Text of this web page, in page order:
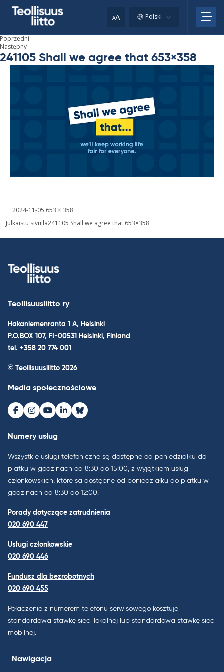
AA Polski
Poprzedni
Następny
241105 Shall we agree that 653×358
Kirjoitettu
2024-11-05 Täysikokoinen
653 × 358
Nawigacja
Julkaistu sivulla241105 Shall we agree that 653×358
Teollisuusliitto ry
Hakaniemenranta 1 A, Helsinki
P.O.BOX 107, FI-00531 Helsinki, Finland
tel. +358 20 774 001
© Teollisuusliitto 2026
Media społecznościowe
Facebook
Instagram
Youtube
LinkedInBluesky
Numery usług
Wszystkie usługi telefoniczne są dostępne od poniedziałku do
piątku w godzinach od 8:30 do 15:00, z wyjątkiem usług
członkowskich, które są dostępne od poniedziałku do piątku w
godzinach od 8:30 do 12:00.
Porady dotyczące zatrudnienia
020 690 447
Usługi członkowskie
020 690 446
Fundusz dla bezrobotnych
020 690 455
Połączenie z numerem telefonu serwisowego kosztuje
standardową stawkę sieci lokalnej lub standardową stawkę sieci
mobilnej.
Nawigacja